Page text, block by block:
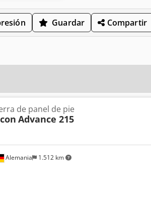
Guardar Compartir
Alemania 1.512 km
de panel de pie
Advance 215